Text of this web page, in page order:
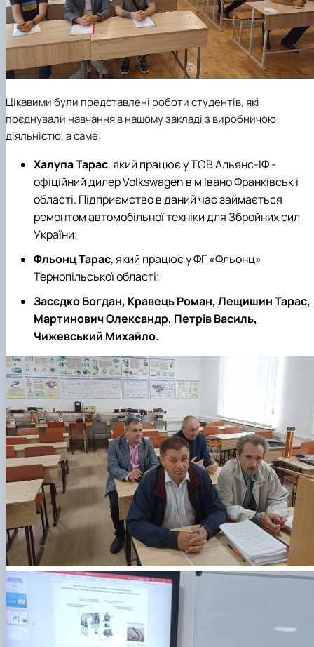
Цікавими були представлені роботи студентів, які
поєднували навчання в нашому закладі з виробничою
діяльністю, а саме:
Халупа Тарас, який працює у ТОВ Альянс-ІФ -
офіційний дилер Volkswagen в м Івано Франківськ і
області. Підприємство в даний час займається
ремонтом автомобільної техніки для Збройних сил
України;
Фльонц Тарас, який працює у ФГ «Фльонц»
Тернопільської області;
Засєдко Богдан, Кравець Роман, Лещишин Тарас,
Мартинович Олександр, Петрів Василь,
Чижевський Михайло.